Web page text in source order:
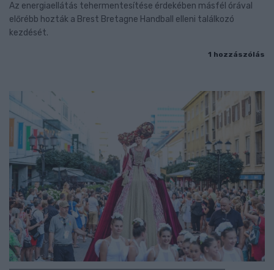
Az energiaellátás tehermentesítése érdekében másfél órával
előrébb hozták a Brest Bretagne Handball elleni találkozó
kezdését.
1 hozzászólás